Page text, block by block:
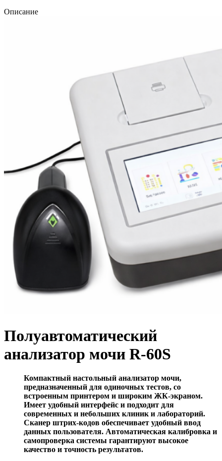
Описание
Полуавтоматический
анализатор мочи R-60S
Компактный настольный анализатор мочи,
предназначенный для одиночных тестов, со
встроенным принтером и широким ЖК-экраном.
Имеет удобный интерфейс и подходит для
современных и небольших клиник и лабораторий.
Сканер штрих-кодов обеспечивает удобный ввод
данных пользователя. Автоматическая калибровка и
самопроверка системы гарантируют высокое
качество и точность результатов.